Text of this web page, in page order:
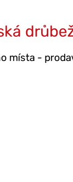
místa -